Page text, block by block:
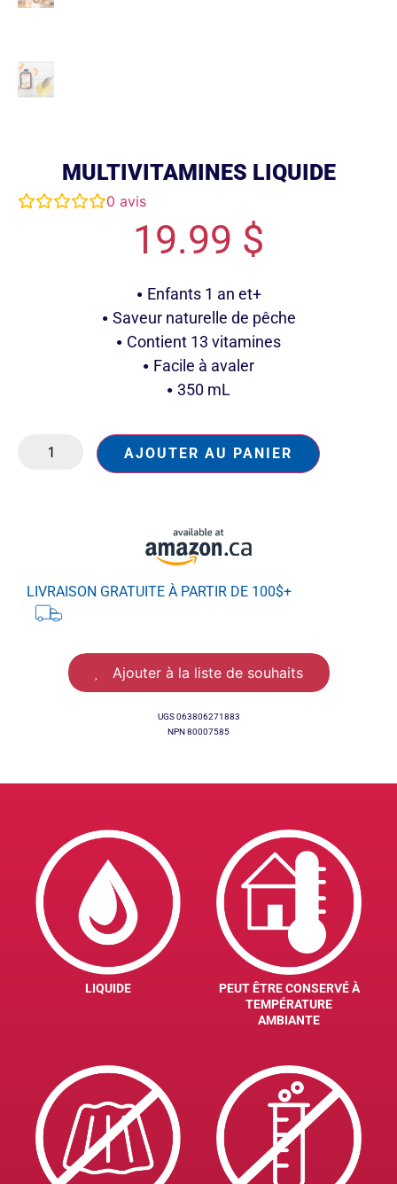
MULTIVITAMINES LIQUIDE
0 avis
19.99 $
Enfants 1 an et+
Saveur naturelle de pêche
Contient 13 vitamines
Facile à avaler
350 mL
AJOUTER AU PANIER
LIVRAISON GRATUITE À PARTIR DE 100$+
Ajouter à la liste de souhaits
UGS063806271883
NPN 80007585
LIQUIDE
PEUT ÊTRE CONSERVÉ À
TEMPÉRATURE
AMBIANTE